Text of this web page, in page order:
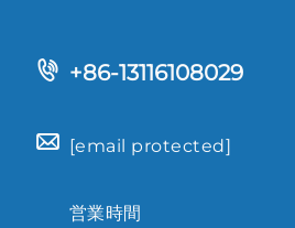
+86-13116108029
[email protected]
営業時間